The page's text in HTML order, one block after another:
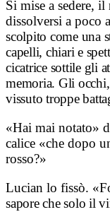
Si mise a sedere,
dissolversi a poco
scolpito come una
capelli, chiari e
cicatrice sottile gli
memoria. Gli
vissuto troppe
«Hai mai notato»
calice «che dopo
rosso?»
Lucian lo fissò.
sapore che solo il